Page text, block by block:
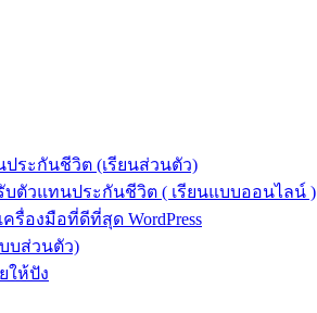
ระกันชีวิต (เรียนส่วนตัว)
ตัวแทนประกันชีวิต ( เรียนแบบออนไลน์ )
รื่องมือที่ดีที่สุด WordPress
บส่วนตัว)
ให้ปัง